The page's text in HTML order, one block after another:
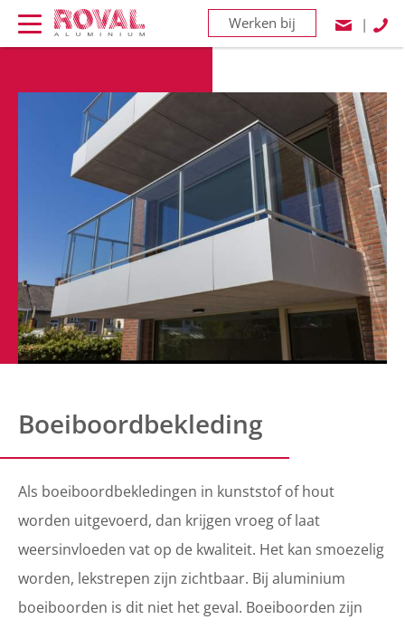
Werken bij |
Boeiboordbekleding
Als boeiboordbekledingen in kunststof of hout
worden uitgevoerd, dan krijgen vroeg of laat
weersinvloeden vat op de kwaliteit. Het kan smoezelig
worden, lekstrepen zijn zichtbaar. Bij aluminium
boeiboorden is dit niet het geval. Boeiboorden zijn